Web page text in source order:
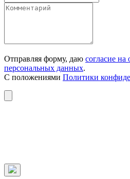
Отправляя форму, даю согласие на
персональных данных.
С положениями Политики